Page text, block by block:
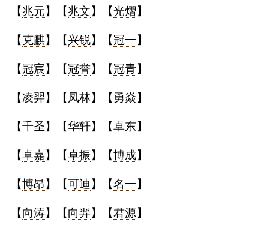
【兆元】【兆文】【光熠】
【克麒】【兴锐】【冠一】
【冠宸】【冠誉】【冠青】
【凌羿】【 凤林】【 勇焱】
【千圣】【华轩】【卓东】
【卓嘉】【卓振】【博成】
【博昂 】【可迪 】【名一】
【向涛】【向羿】【君源】